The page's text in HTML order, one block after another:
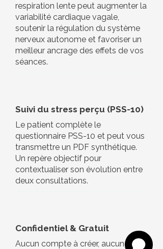
respiration lente peut augmenter la
variabilité cardiaque vagale,
soutenir la régulation du système
nerveux autonome et favoriser un
meilleur ancrage des effets de vos
séances.
Suivi du stress perçu (PSS-10)
Le patient complète le
questionnaire PSS-10 et peut vous
transmettre un PDF synthétique.
Un repère objectif pour
contextualiser son évolution entre
deux consultations.
Confidentiel & Gratuit
Aucun compte à créer, aucune